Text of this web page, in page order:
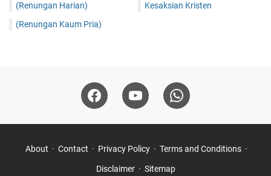
(Renungan Harian)
(Renungan Kaum Pria)
Kesaksian Kristen
About Contact Privacy Policy Terms and Conditions
Disclaimer Sitemap